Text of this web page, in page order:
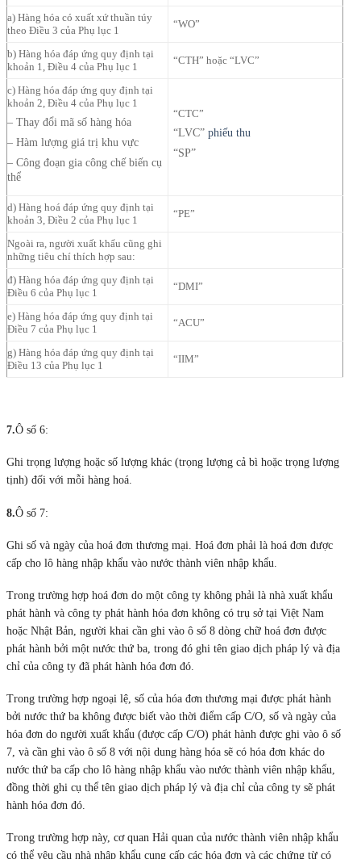
a) Hàng hóa có xuất xứ thuần túy
theo Điều 3 của Phụ lục 1
“WO”
b) Hàng hóa đáp ứng quy định tại
khoản 1, Điều 4 của Phụ lục 1
“CTH” hoặc “LVC”
c) Hàng hóa đáp ứng quy định tại
khoản 2, Điều 4 của Phụ lục 1
– Thay đổi mã số hàng hóa
– Hàm lượng giá trị khu vực
– Công đoạn gia công chế biến cụ
thể
“CTC”
“LVC”phiếu thu
“SP”
d) Hàng hoá đáp ứng quy định tại
khoản 3, Điều 2 của Phụ lục 1
“PE”
Ngoài ra, người xuất khẩu cũng ghi
những tiêu chí thích hợp sau:
đ) Hàng hóa đáp ứng quy định tại
Điều 6 của Phụ lục 1
“DMI”
e) Hàng hóa đáp ứng quy định tại
Điều 7 của Phụ lục 1
“ACU”
g) Hàng hóa đáp ứng quy định tại
Điều 13 của Phụ lục 1
“IIM”
7.Ô số 6:
Ghi trọng lượng hoặc số lượng khác (trọng lượng cả bì hoặc trọng lượng
tịnh) đối với mỗi hàng hoá.
8.Ô số 7:
Ghi số và ngày của hoá đơn thương mại. Hoá đơn phải là hoá đơn được
cấp cho lô hàng nhập khẩu vào nước thành viên nhập khẩu.
Trong trường hợp hoá đơn do một công ty không phải là nhà xuất khẩu
phát hành và công ty phát hành hóa đơn không có trụ sở tại Việt Nam
hoặc Nhật Bản, người khai cần ghi vào ô số 8 dòng chữ hoá đơn được
phát hành bởi một nước thứ ba, trong đó ghi tên giao dịch pháp lý và địa
chỉ của công ty đã phát hành hóa đơn đó.
Trong trường hợp ngoại lệ, số của hóa đơn thương mại được phát hành
bởi nước thứ ba không được biết vào thời điểm cấp C/O, số và ngày của
hóa đơn do người xuất khẩu (được cấp C/O) phát hành được ghi vào ô số
7, và cần ghi vào ô số 8 với nội dung hàng hóa sẽ có hóa đơn khác do
nước thứ ba cấp cho lô hàng nhập khẩu vào nước thành viên nhập khẩu,
đồng thời ghi cụ thể tên giao dịch pháp lý và địa chỉ của công ty sẽ phát
hành hóa đơn đó.
Trong trường hợp này, cơ quan Hải quan của nước thành viên nhập khẩu
có thể yêu cầu nhà nhập khẩu cung cấp các hóa đơn và các chứng từ có